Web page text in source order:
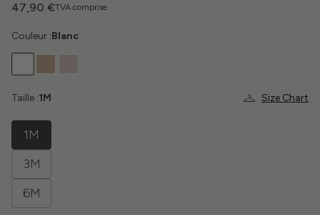
TVA comprise
47,90 €
Couleur :Blanc
Size Chart
Taille :1M
1M
3M
6M